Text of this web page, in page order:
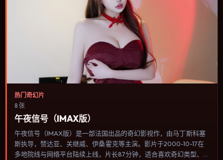
热门奇幻片
8 张
午夜信号（IMAX版）
午夜信号（IMAX版）是一部法国出品的奇幻影视作，由马丁·斯科塞
斯执导，赞达亚、关继威、伊桑·霍克等主演。影片于2000-10-17在
多地院线与网络平台陆续上线，片长87分钟，适合喜欢奇幻类型、关